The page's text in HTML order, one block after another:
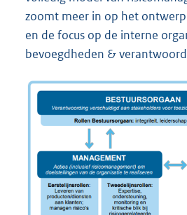
zoomt meer in op het
en de focus op de interne
bevoegdheden &